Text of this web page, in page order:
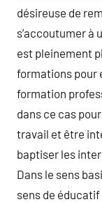
désireuse de
s’accoutumer à
est pleinement
formations pour
formation
dans ce cas
travail et être
baptiser les
Dans le sens
sens de